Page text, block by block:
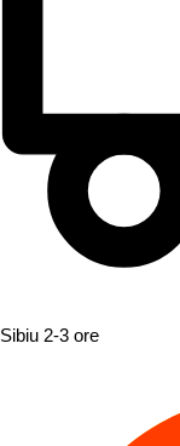
Sibiu 2-3 ore